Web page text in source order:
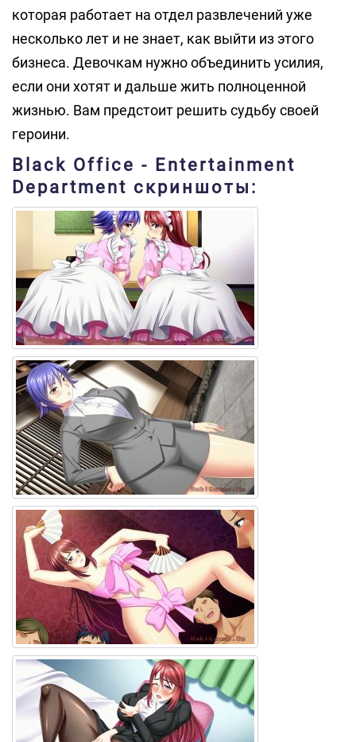
которая работает на отдел развлечений уже
несколько лет и не знает, как выйти из этого
бизнеса. Девочкам нужно объединить усилия,
если они хотят и дальше жить полноценной
жизнью. Вам предстоит решить судьбу своей
героини.
Black Office - Entertainment
Department скриншоты: